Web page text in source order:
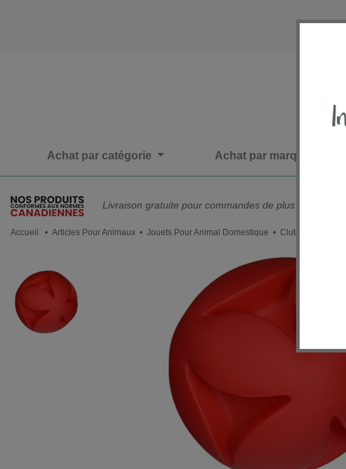
Achat par catégorie Achat par marque
Livraison gratuite pour commandes de plus de 75$*
Accueil • Articles Pour Animaux • Jouets Pour Animal Domestique • Clutch Ball de